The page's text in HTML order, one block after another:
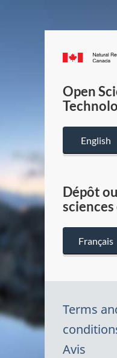
Open
English
Dépôt
Français
Terms
Avis